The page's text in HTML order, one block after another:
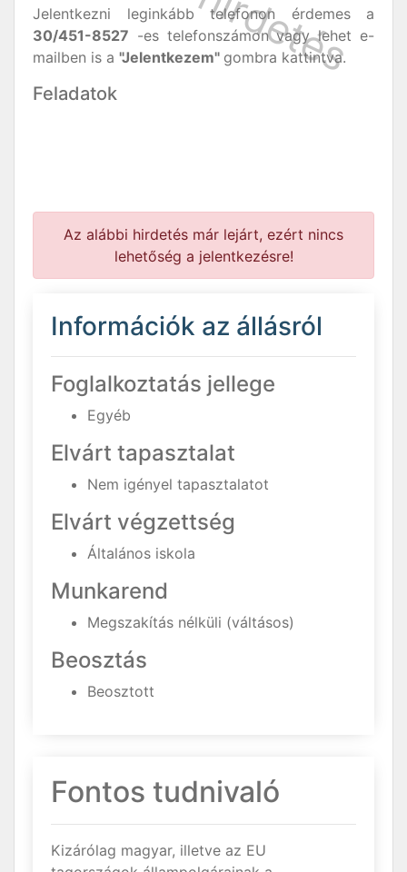
Jelentkezni leginkább telefonon érdemes a
30/451-8527 -es telefonszámon vagy lehet e-
mailben is a "Jelentkezem" gombra kattintva.
Feladatok
Az alábbi hirdetés már lejárt, ezért nincs
lehetőség a jelentkezésre!
Információk az állásról
Foglalkoztatás jellege
Egyéb
Elvárt tapasztalat
Nem igényel tapasztalatot
Elvárt végzettség
Általános iskola
Munkarend
Megszakítás nélküli (váltásos)
Beosztás
Beosztott
Fontos tudnivaló
Kizárólag magyar, illetve az EU